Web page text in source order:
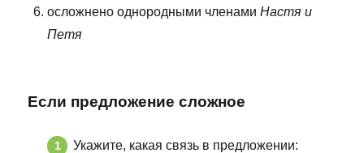
осложнено однородными членамиНастя и
Петя
Если предложение сложное
Укажите, какая связь в предложении: